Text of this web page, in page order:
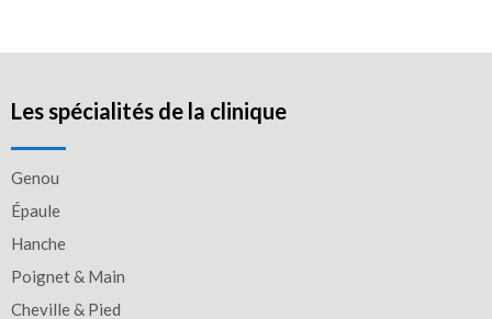
Les spécialités de la clinique
Genou
Épaule
Hanche
Poignet & Main
Cheville & Pied